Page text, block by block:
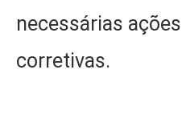
necessárias
corretivas.